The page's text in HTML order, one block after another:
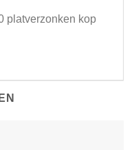
platverzonken kop